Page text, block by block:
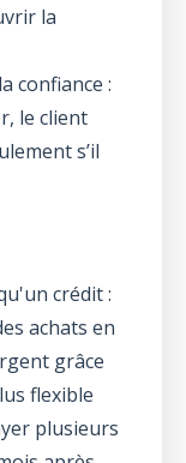
la
confiance :
le client
s’il
crédit :
achats en
grâce
flexible
plusieurs